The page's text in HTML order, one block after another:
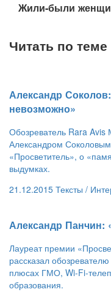
​Жили-были
Читать по теме
​Александр
невозможно»
Обозреватель Rara
Александром
«Просветитель», о
выдумках.
21.12.2015 Тексты /
​Александр
Лауреат премии
рассказал
плюсах ГМО, Wi-Fi-
образования.